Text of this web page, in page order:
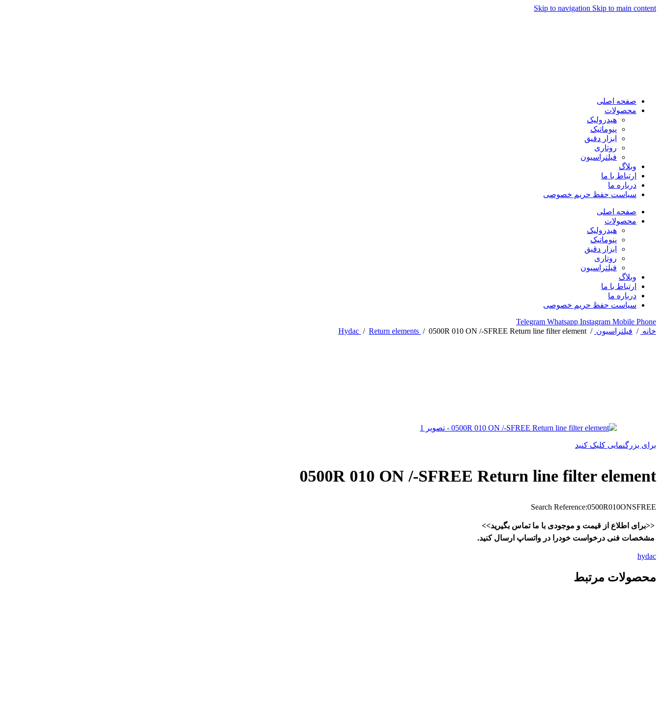
Skip to navigation Skip to main content
صفحه اصلی
محصولات
هیدرولیک
پنوماتیک
ابزار دقیق
روتاری
فیلتراسیون
وبلاگ
ارتباط با ما
درباره ما
سیاست حفظ حریم خصوصی
صفحه اصلی
محصولات
هیدرولیک
پنوماتیک
ابزار دقیق
روتاری
فیلتراسیون
وبلاگ
ارتباط با ما
درباره ما
سیاست حفظ حریم خصوصی
Telegram Whatsapp Instagram Mobile Phone
خانه / فیلتراسیون /
Hydac / Return elements / 0500R 010 ON /-SFREE Return line filter element
برای بزرگنمایی کلیک کنید
0500R 010 ON /-SFREE Return line filter element
Search Reference:0500R010ONSFREE
<<برای اطلاع از قیمت و موجودی با ما تماس بگیرید>>
مشخصات فنی درخواست خودرا در واتساپ ارسال کنید.
hydac
محصولات مرتبط